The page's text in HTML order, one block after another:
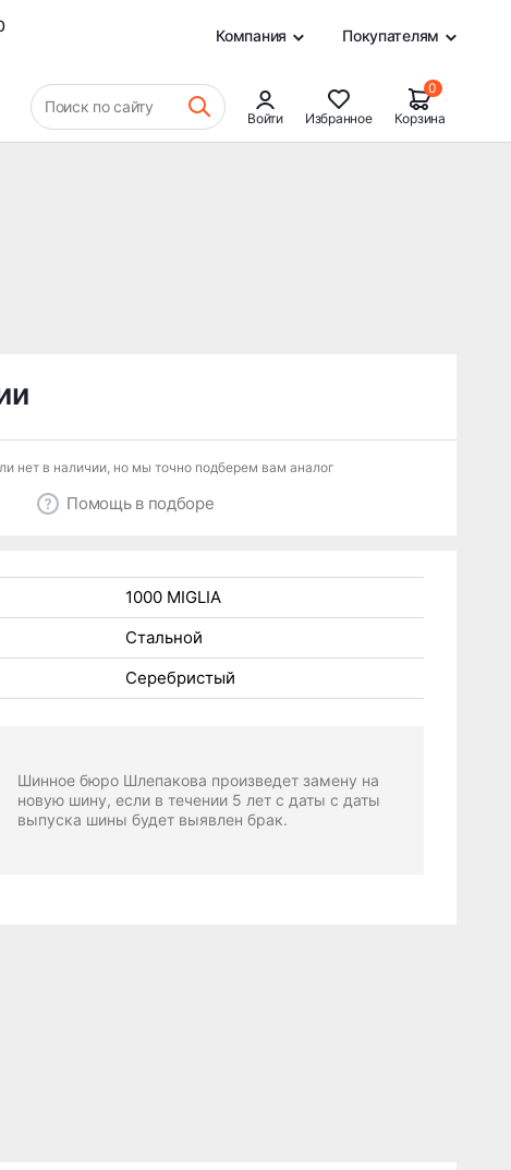
Компания Покупателям
Поиск по сайту
Войти Избранное
0
Корзина
нет в наличии, но мы точно подберем вам аналог
Помощь в подборе
1000 MIGLIA
Стальной
Серебристый
Шинное бюро Шлепакова произведет замену на
новую шину, если в течении 5 лет с даты с даты
выпуска шины будет выявлен брак.